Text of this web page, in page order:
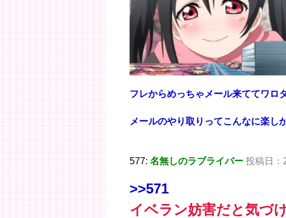
フレからめっちゃメール来ててワロ
メールのやり取りってこんなに楽
577: 名無しのラブライバー 投稿日：
>>571
イベラン妨害だと気づ